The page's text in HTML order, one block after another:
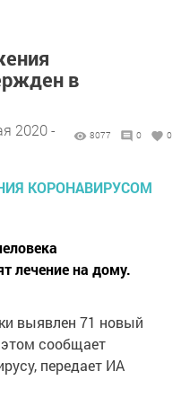
в
2020 -
8077 0 0
лечение на дому.
выявлен 71 новый
сообщает
передает ИА